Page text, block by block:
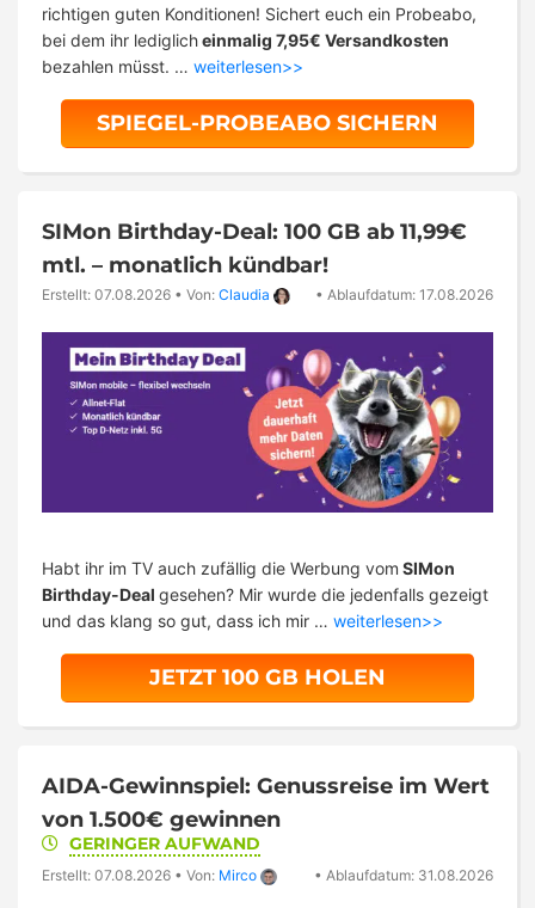
richtigen guten Konditionen! Sichert euch ein Probeabo,
bei dem ihr lediglicheinmalig 7,95€ Versandkosten
bezahlen müsst. … weiterlesen>>
SPIEGEL-PROBEABO SICHERN
SIMon Birthday-Deal: 100 GB ab 11,99€
mtl. – monatlich kündbar!
Erstellt: 07.08.2026 • Von: Claudia • Ablaufdatum: 17.08.2026
Habt ihr im TV auch zufällig die Werbung vom SIMon
Birthday-Deal gesehen? Mir wurde die jedenfalls gezeigt
und das klang so gut, dass ich mir … weiterlesen>>
JETZT 100 GB HOLEN
AIDA-Gewinnspiel: Genussreise im Wert
von 1.500€ gewinnen
GERINGER AUFWAND
Erstellt: 07.08.2026 • Von: Mirco • Ablaufdatum: 31.08.2026